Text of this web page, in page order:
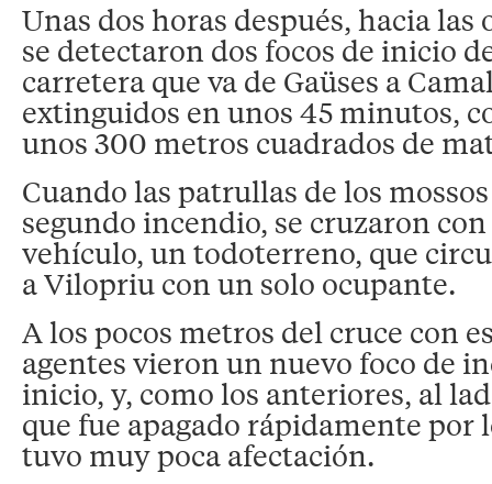
Unas dos horas después, hacia las
se detectaron dos focos de inicio
carretera que va de Gaüses a
extinguidos en unos 45 minutos,
unos 300 metros cuadrados de
Cuando las patrullas de los
segundo incendio, se cruzaron
vehículo, un todoterreno, que
a Vilopriu con un solo ocupante.
A los pocos metros del cruce con
agentes vieron un nuevo foco de
inicio, y, como los anteriores, al
que fue apagado rápidamente por
tuvo muy poca afectación.